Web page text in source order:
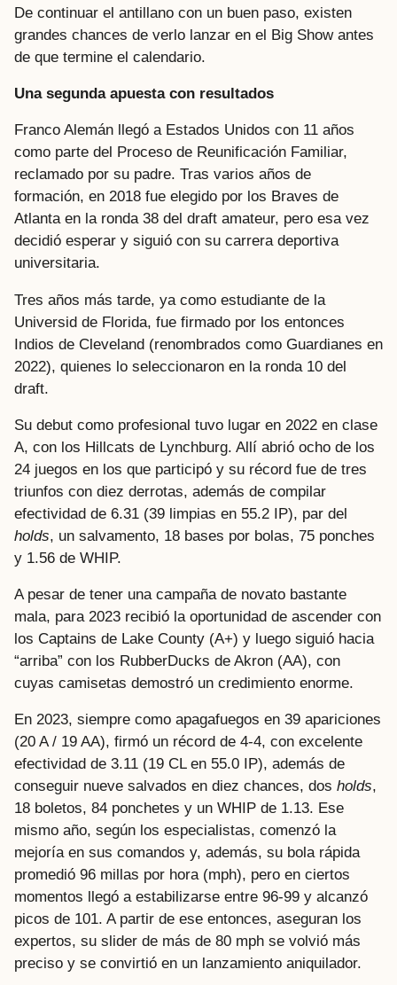
De continuar el antillano con un buen paso, existen
grandes chances de verlo lanzar en el Big Show antes
de que termine el calendario.
Una segunda apuesta con resultados
Franco Alemán llegó a Estados Unidos con 11 años
como parte del Proceso de Reunificación Familiar,
reclamado por su padre. Tras varios años de
formación, en 2018 fue elegido por los Braves de
Atlanta en la ronda 38 del draft amateur, pero esa vez
decidió esperar y siguió con su carrera deportiva
universitaria.
Tres años más tarde, ya como estudiante de la
Universid de Florida, fue firmado por los entonces
Indios de Cleveland (renombrados como Guardianes en
2022), quienes lo seleccionaron en la ronda 10 del
draft.
Su debut como profesional tuvo lugar en 2022 en clase
A, con los Hillcats de Lynchburg. Allí abrió ocho de los
24 juegos en los que participó y su récord fue de tres
triunfos con diez derrotas, además de compilar
efectividad de 6.31 (39 limpias en 55.2 IP), par del
holds, un salvamento, 18 bases por bolas, 75 ponches
y 1.56 de WHIP.
A pesar de tener una campaña de novato bastante
mala, para 2023 recibió la oportunidad de ascender con
los Captains de Lake County (A+) y luego siguió hacia
“arriba” con los RubberDucks de Akron (AA), con
cuyas camisetas demostró un credimiento enorme.
En 2023, siempre como apagafuegos en 39 apariciones
(20 A / 19 AA), firmó un récord de 4-4, con excelente
efectividad de 3.11 (19 CL en 55.0 IP), además de
conseguir nueve salvados en diez chances, dos holds,
18 boletos, 84 ponchetes y un WHIP de 1.13. Ese
mismo año, según los especialistas, comenzó la
mejoría en sus comandos y, además, su bola rápida
promedió 96 millas por hora (mph), pero en ciertos
momentos llegó a estabilizarse entre 96-99 y alcanzó
picos de 101. A partir de ese entonces, aseguran los
expertos, su slider de más de 80 mph se volvió más
preciso y se convirtió en un lanzamiento aniquilador.